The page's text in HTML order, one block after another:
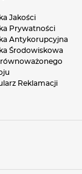
Jakości
Prywatności
Antykorupcyjna
Środowiskowa
Reklamacji